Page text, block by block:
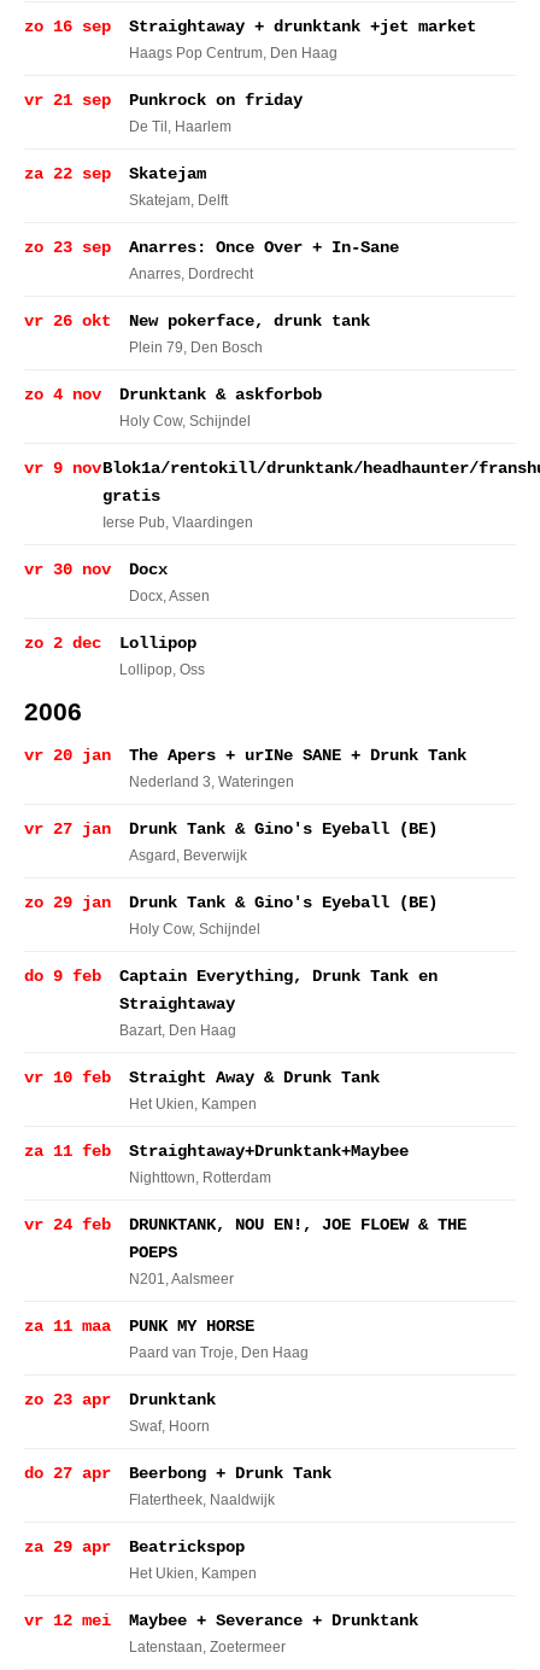
zo 16 sep Straightaway + drunktank +jet market
Haags Pop Centrum, Den Haag
vr 21 sep Punkrock on friday
De Til , Haarlem
za 22 sep Skatejam
Skatejam, Delft
zo 23 sep Anarres: Once Over + In-Sane
Anarres, Dordrecht
vr 26 okt New pokerface, drunk tank
Plein 79, Den Bosch
zo 4 nov Drunktank & askforbob
Holy Cow, Schijndel
vr 9 novBlok1a/rentokill/drunktank/headhaunter/
gratis
Ierse Pub, Vlaardingen
vr 30 nov Docx
Docx, Assen
zo 2 dec Lollipop
Lollipop, Oss
2006
vr 20 jan The Apers + urINe SANE + Drunk Tank
Nederland 3, Wateringen
vr 27 jan Drunk Tank & Gino's Eyeball (BE)
Asgard , Beverwijk
zo 29 jan Drunk Tank & Gino's Eyeball (BE)
Holy Cow, Schijndel
do 9 feb
Captain Everything, Drunk Tank en
Straightaway
Bazart, Den Haag
vr 10 feb Straight Away & Drunk Tank
Het Ukien, Kampen
za 11 feb Straightaway+Drunktank+Maybee
Nighttown, Rotterdam
vr 24 feb
DRUNKTANK, NOU EN!, JOE FLOEW & THE
POEPS
N201, Aalsmeer
za 11 maa PUNK MY HORSE
Paard van Troje, Den Haag
zo 23 apr Drunktank
Swaf, Hoorn
do 27 apr Beerbong + Drunk Tank
Flatertheek, Naaldwijk
za 29 apr Beatrickspop
Het Ukien, Kampen
vr 12 mei Maybee + Severance + Drunktank
Latenstaan, Zoetermeer